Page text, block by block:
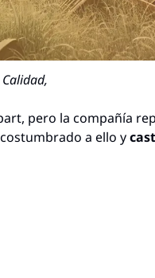
pero la compañía
a ello y